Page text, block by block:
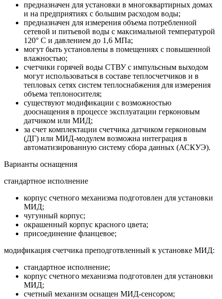
предназначен для установки в многоквартирных домах
и на предприятиях с большим расходом воды;
предназначен для измерения объема потребленной
сетевой и питьевой воды с максимальной температурой
120° C и давлением до 1,6 МПа;
могут быть установлены в помещениях с повышенной
влажностью;
счетчики горячей воды СТВУ с импульсным выходoм
могут использоваться в составе теплосчетчиков и в
тепловых сетях систем теплоснабжения для измерения
объема теплоносителя;
существуют модификации с возможностью
дооснащения в процессе эксплуатации герконовым
датчиком или МИД;
за счет комплектации счетчика датчиком герконовым
(ДГ) или МИД-модулем возможна интеграция в
автоматизированную систему сбора данных (АСКУЭ).
Варианты оснащения
стандартное исполнение
корпус счетного механизма подготовлен для установки
МИД;
чугунный корпус;
окрашенный корпус красного цвета;
присоединение фланцевое;
модификация счетчика преподготвленный к установке МИД:
стандартное исполнение;
корпус счетного механизма подготовлен для установки
МИД;
счетный механизм оснащен МИД-сенсором;